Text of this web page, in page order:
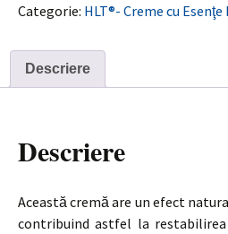
/
Lotus
Categorie: HLT®- Creme cu
Descriere
Descriere
Această cremă are un efect
contribuind astfel la